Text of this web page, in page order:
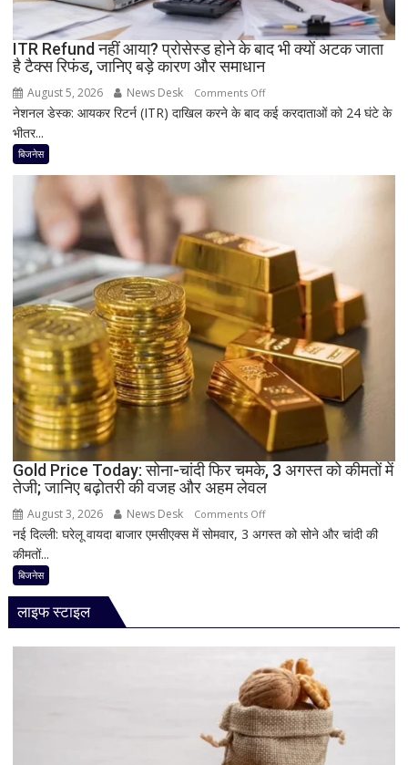
Vivo
S2
ITR Refund नहीं आया? प्रोसेस्ड होने के बाद भी क्यों अटक जाता
है टैक्स रिफंड, जानिए बड़े कारण और समाधान
August 5, 2026 News Desk Comments Offon
ITR
बाद
क्यों
जाता
है
टैक्स
रिफंड,
जानिए
बड़े
कारण
और
समाधान
नेशनल डेस्क: आयकर रिटर्न (ITR) दाखिल करने के बाद कई करदाताओं को 24 घंटे के
भीतर...
बिजनेस
Gold Price Today: सोना-चांदी फिर चमके, 3 अगस्त को कीमतों में
तेजी; जानिए बढ़ोतरी की वजह और अहम लेवल
August 3, 2026 News Desk Comments Offon
Gold
फिर
3
अगस्त
को
कीमतों
में
नई दिल्ली: घरेलू वायदा बाजार एमसीएक्स में सोमवार, 3 अगस्त को सोने और चांदी की
कीमतों...
बिजनेस
लाइफ स्टाइल